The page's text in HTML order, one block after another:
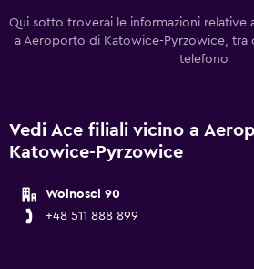
Qui sotto troverai le informazioni relative
a Aeroporto di Katowice-Pyrzowice, tra
telefono
Vedi Ace filiali vicino a
Katowice-Pyrzowice
Wolnosci 90
+48 511 888 899